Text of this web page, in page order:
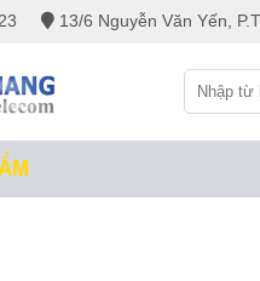
13/6 Nguyễn Văn Yến,